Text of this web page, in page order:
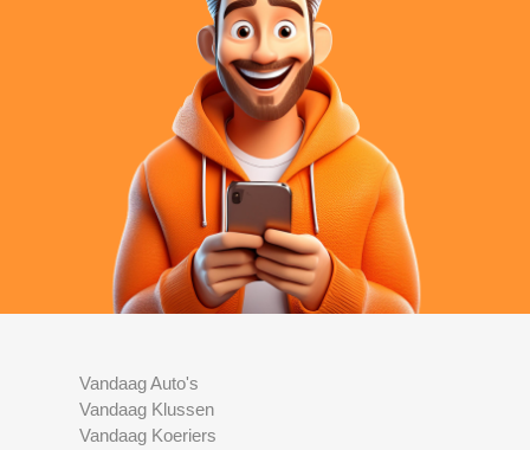
Vandaag Auto's
Vandaag Klussen
Vandaag Koeriers